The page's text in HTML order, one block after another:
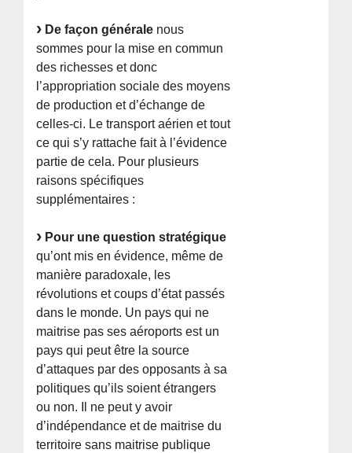
De façon générale nous
sommes pour la mise en commun
des richesses et donc
l’appropriation sociale des moyens
de production et d’échange de
celles-ci. Le transport aérien et tout
ce qui s’y rattache fait à l’évidence
partie de cela. Pour plusieurs
raisons spécifiques
supplémentaires :
Pour une question stratégique
qu’ont mis en évidence, même de
manière paradoxale, les
révolutions et coups d’état passés
dans le monde. Un pays qui ne
maitrise pas ses aéroports est un
pays qui peut être la source
d’attaques par des opposants à sa
politiques qu’ils soient étrangers
ou non. Il ne peut y avoir
d’indépendance et de maitrise du
territoire sans maitrise publique